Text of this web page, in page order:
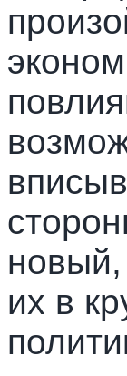
новый,
их в